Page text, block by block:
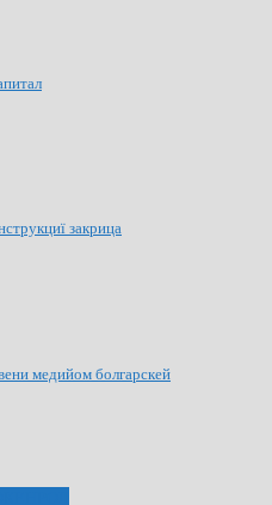
закрица
медийом болгарскей